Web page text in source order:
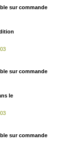
sur commande
sur commande
le
sur commande